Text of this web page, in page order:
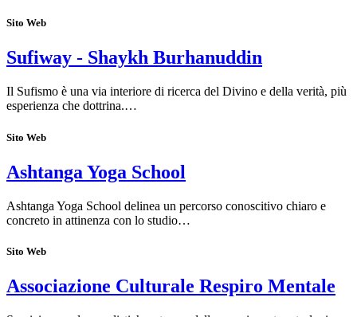
Sito Web
Sufiway - Shaykh Burhanuddin
Il Sufismo è una via interiore di ricerca del Divino e della verità, più
esperienza che dottrina.…
Sito Web
Ashtanga Yoga School
Ashtanga Yoga School delinea un percorso conoscitivo chiaro e
concreto in attinenza con lo studio…
Sito Web
Associazione Culturale Respiro Mentale